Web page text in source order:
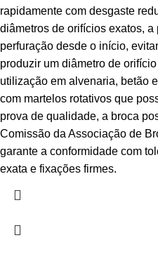
rapidamente com desgaste
diâmetros de orifícios exatos,
perfuração desde o início,
produzir um diâmetro de
utilização em alvenaria, betão
com martelos rotativos que
prova de qualidade, a broca
Comissão da Associação de
garante a conformidade com
exata e fixações firmes.